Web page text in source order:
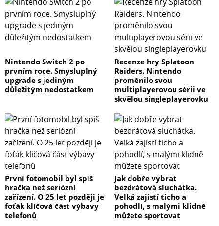
Nintendo Switch 2 po
prvním roce. Smysluplný
upgrade s jediným
důležitým nedostatkem
Recenze hry Splatoon
Raiders. Nintendo
proměnilo svou
multiplayerovou sérii ve
skvělou singleplayerovku
První fotomobil byl spíš
hračka než seriózní
zařízení. O 25 let později je
foťák klíčová část výbavy
telefonů
Jak dobře vybrat
bezdrátová sluchátka.
Velká zajistí ticho a
pohodlí, s malými klidně
můžete sportovat